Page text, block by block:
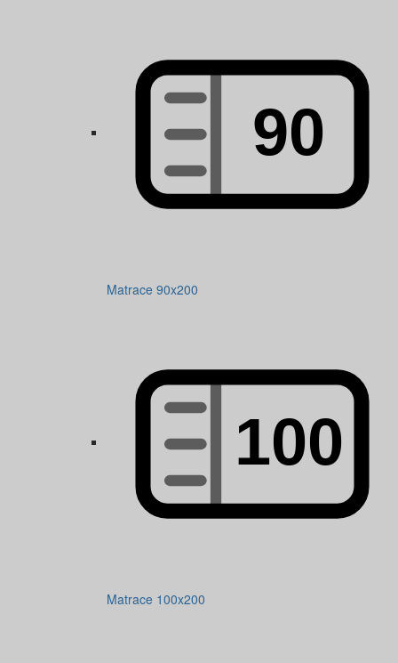
Matrace 90x200
Matrace 100x200